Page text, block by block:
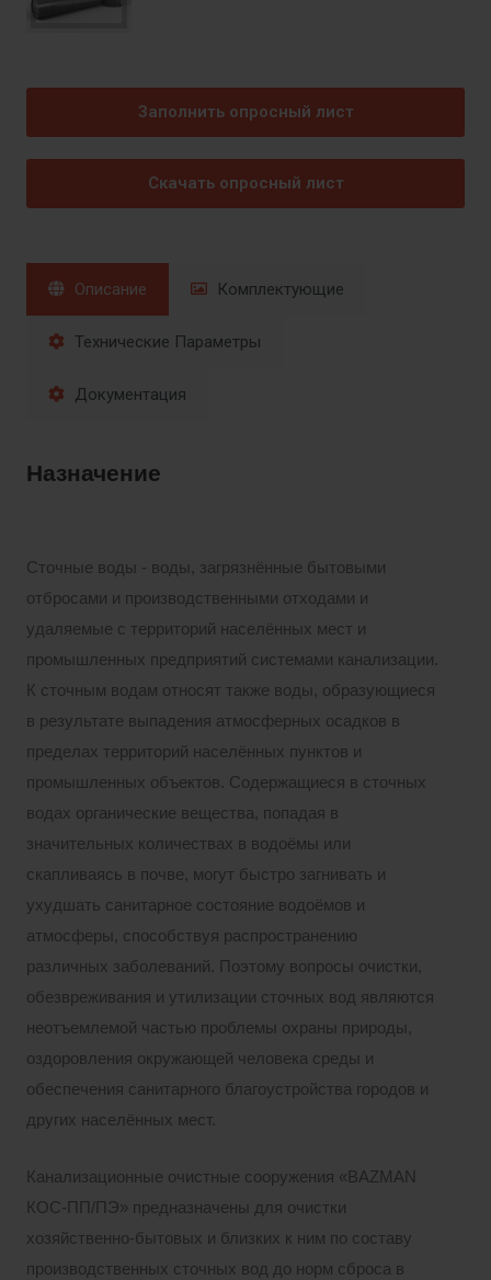
Заполнить опросный лист
Скачать опросный лист
Описание Комплектующие
Технические Параметры
Документация
Назначение
Сточные воды - воды, загрязнённые бытовыми
отбросами и производственными отходами и
удаляемые с территорий населённых мест и
промышленных предприятий системами канализации.
К сточным водам относят также воды, образующиеся
в результате выпадения атмосферных осадков в
пределах территорий населённых пунктов и
промышленных объектов. Содержащиеся в сточных
водах органические вещества, попадая в
значительных количествах в водоёмы или
скапливаясь в почве, могут быстро загнивать и
ухудшать санитарное состояние водоёмов и
атмосферы, способствуя распространению
различных заболеваний. Поэтому вопросы очистки,
обезвреживания и утилизации сточных вод являются
неотъемлемой частью проблемы охраны природы,
оздоровления окружающей человека среды и
обеспечения санитарного благоустройства городов и
других населённых мест.
Канализационные очистные сооружения «BAZMAN
КОС-ПП/ПЭ» предназначены для очистки
хозяйственно-бытовых и близких к ним по составу
производственных сточных вод до норм сброса в